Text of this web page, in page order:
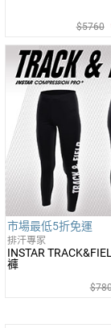
5760
市場最低5折免運
排汗專家
INSTAR
褲